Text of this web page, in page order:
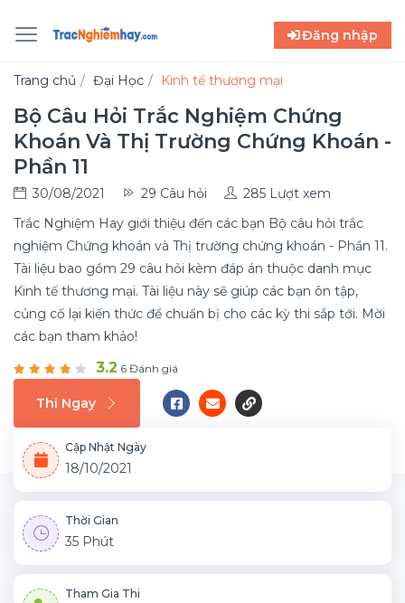
Đăng nhập
Trang chủ Đại Học Kinh tế thương mại
Bộ Câu Hỏi Trắc Nghiệm Chứng
Khoán Và Thị Trường Chứng Khoán -
Phần 11
30/08/2021 29 Câu hỏi
285 Lượt xem
Trắc Nghiệm Hay giới thiệu đến các bạn Bộ câu hỏi trắc
nghiệm Chứng khoán và Thị trường chứng khoán - Phần 11.
Tài liệu bao gồm 29 câu hỏi kèm đáp án thuộc danh mục
Kinh tế thương mại. Tài liệu này sẽ giúp các bạn ôn tập,
củng cố lại kiến thức để chuẩn bị cho các kỳ thi sắp tới. Mời
các bạn tham khảo!
3.2 6 Đánh giá
Thi Ngay
Cập Nhật Ngày
18/10/2021
Thời Gian
35 Phút
Tham Gia Thi